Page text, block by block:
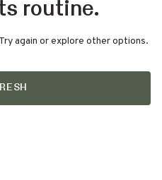
routine.
again or explore other options.